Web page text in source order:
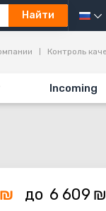
Найти
Incoming
Контроль
₪ до 6 609 ₪